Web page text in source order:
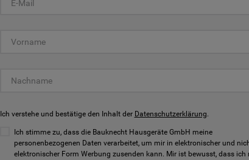
Ich verstehe und bestätige den Inhalt der Datenschutzerklärung.
Ich stimme zu, dass die Bauknecht Hausgeräte GmbH meine
personenbezogenen Daten verarbeitet, um mir in elektronischer und
elektronischer Form Werbung zusenden kann. Mir ist bewusst, dass ich